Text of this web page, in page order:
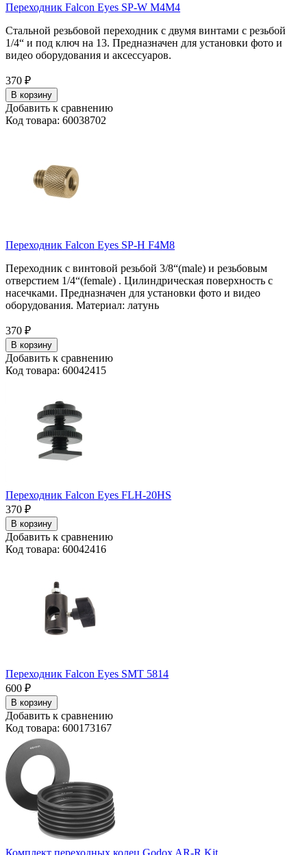
Переходник Falcon Eyes SP-W M4M4
Стальной резьбовой переходник с двумя винтами с резьбой
1/4“ и под ключ на 13. Предназначен для установки фото и
видео оборудования и аксессуаров.
370 ₽
В корзину
Добавить к сравнению
Код товара: 60038702
Переходник Falcon Eyes SP-H F4M8
Переходник с винтовой резьбой 3/8“(male) и резьбовым
отверстием 1/4“(female) . Цилиндрическая поверхность с
насечками. Предназначен для установки фото и видео
оборудования. Материал: латунь
370 ₽
В корзину
Добавить к сравнению
Код товара: 60042415
Переходник Falcon Eyes FLH-20HS
370 ₽
В корзину
Добавить к сравнению
Код товара: 60042416
Переходник Falcon Eyes SMT 5814
600 ₽
В корзину
Добавить к сравнению
Код товара: 600173167
Комплект переходных колец Godox AR-R Kit